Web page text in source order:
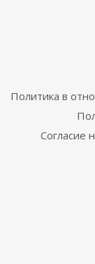
Политика в
Согласие